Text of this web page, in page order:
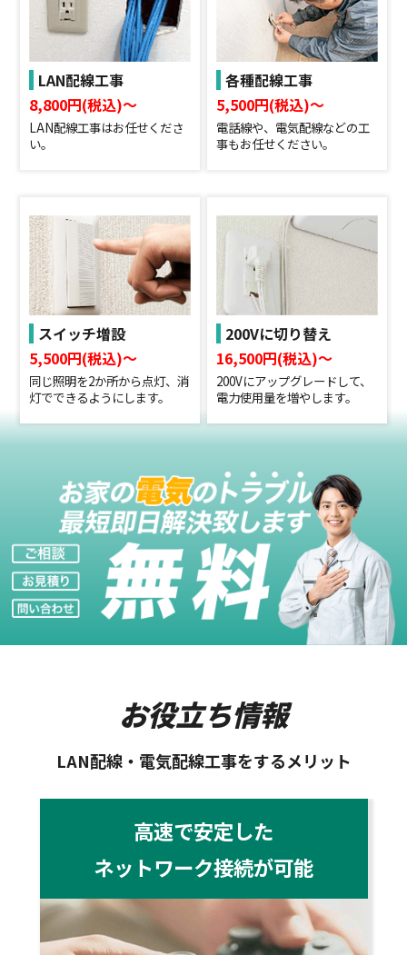
LAN配線工事
8,800円(税込)〜
LAN配線工事はお任せくださ
い。
各種配線工事
5,500円(税込)〜
電話線や、電気配線などの工
事もお任せください。
スイッチ増設
5,500円(税込)〜
同じ照明を2か所から点灯、消
灯でできるようにします。
200Vに切り替え
16,500円(税込)〜
200Vにアップグレードして、
電力使用量を増やします。
お役立ち情報
LAN配線・電気配線工事をするメリット
高速で安定した
ネットワーク接続が可能